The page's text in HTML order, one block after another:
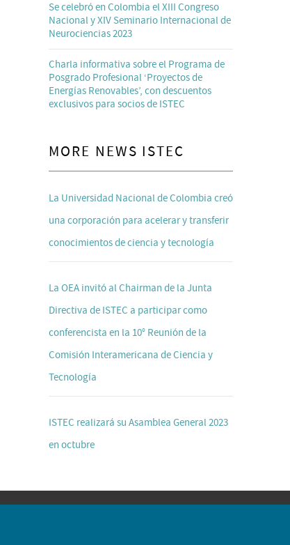
Se celebró en Colombia el XIII Congreso
Nacional y XIV Seminario Internacional de
Neurociencias 2023
Charla informativa sobre el Programa de
Posgrado Profesional ‘Proyectos de
Energías Renovables’, con descuentos
exclusivos para socios de ISTEC
MORE NEWS ISTEC
La Universidad Nacional de Colombia creó
una corporación para acelerar y transferir
conocimientos de ciencia y tecnología
La OEA invitó al Chairman de la Junta
Directiva de ISTEC a participar como
conferencista en la 10° Reunión de la
Comisión Interamericana de Ciencia y
Tecnología
ISTEC realizará su Asamblea General 2023
en octubre